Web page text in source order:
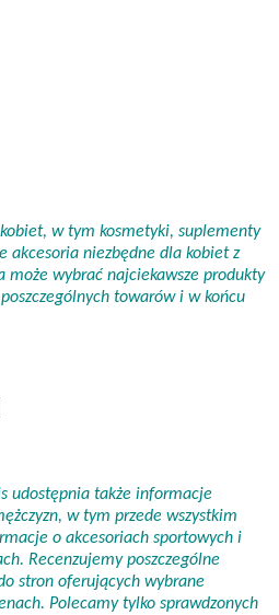
w tym kosmetyki, suplementy
akcesoria niezbędne dla kobiet z
może wybrać najciekawsze produkty
towarów i w końcu
udostępnia także informacje
w tym przede wszystkim
o akcesoriach sportowych i
Recenzujemy poszczególne
stron oferujących wybrane
Polecamy tylko sprawdzonych